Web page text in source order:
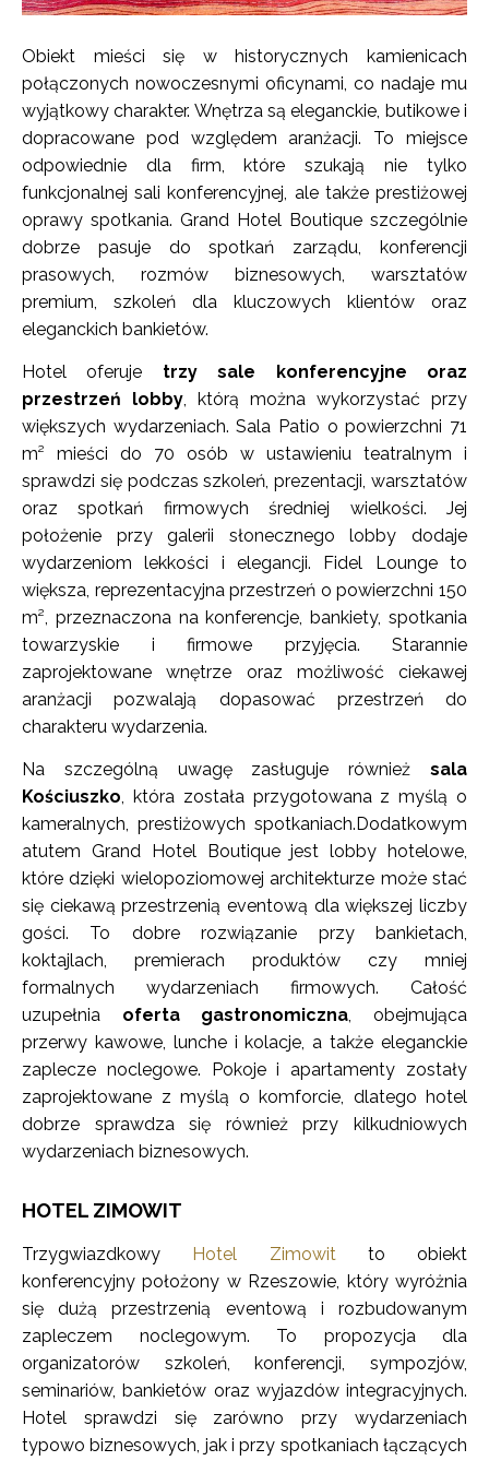
Obiekt mieści się w historycznych kamienicach
połączonych nowoczesnymi oficynami, co nadaje mu
wyjątkowy charakter. Wnętrza są eleganckie, butikowe i
dopracowane pod względem aranżacji. To miejsce
odpowiednie dla firm, które szukają nie tylko
funkcjonalnej sali konferencyjnej, ale także prestiżowej
oprawy spotkania. Grand Hotel Boutique szczególnie
dobrze pasuje do spotkań zarządu, konferencji
prasowych, rozmów biznesowych, warsztatów
premium, szkoleń dla kluczowych klientów oraz
eleganckich bankietów.
Hotel oferuje trzy sale konferencyjne oraz
przestrzeń lobby , którą można wykorzystać przy
większych wydarzeniach. Sala Patio o powierzchni 71
m² mieści do 70 osób w ustawieniu teatralnym i
sprawdzi się podczas szkoleń, prezentacji, warsztatów
oraz spotkań firmowych średniej wielkości. Jej
położenie przy galerii słonecznego lobby dodaje
wydarzeniom lekkości i elegancji. Fidel Lounge to
większa, reprezentacyjna przestrzeń o powierzchni 150
m², przeznaczona na konferencje, bankiety, spotkania
towarzyskie i firmowe przyjęcia. Starannie
zaprojektowane wnętrze oraz możliwość ciekawej
aranżacji pozwalają dopasować przestrzeń do
charakteru wydarzenia.
Na szczególną uwagę zasługuje również sala
Kościuszko , która została przygotowana z myślą o
kameralnych, prestiżowych spotkaniach.Dodatkowym
atutem Grand Hotel Boutique jest lobby hotelowe,
które dzięki wielopoziomowej architekturze może stać
się ciekawą przestrzenią eventową dla większej liczby
gości. To dobre rozwiązanie przy bankietach,
koktajlach, premierach produktów czy mniej
formalnych wydarzeniach firmowych. Całość
uzupełnia oferta gastronomiczna , obejmująca
przerwy kawowe, lunche i kolacje, a także eleganckie
zaplecze noclegowe. Pokoje i apartamenty zostały
zaprojektowane z myślą o komforcie, dlatego hotel
dobrze sprawdza się również przy kilkudniowych
wydarzeniach biznesowych.
HOTEL ZIMOWIT
Trzygwiazdkowy Hotel Zimowit to obiekt
konferencyjny położony w Rzeszowie, który wyróżnia
się dużą przestrzenią eventową i rozbudowanym
zapleczem noclegowym. To propozycja dla
organizatorów szkoleń, konferencji, sympozjów,
seminariów, bankietów oraz wyjazdów integracyjnych.
Hotel sprawdzi się zarówno przy wydarzeniach
typowo biznesowych, jak i przy spotkaniach łączących